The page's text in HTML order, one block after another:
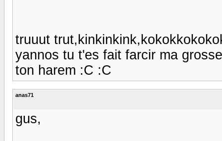
truuut
yannos tu t'es fait farcir ma
ton harem :C :C
anas71
gus,